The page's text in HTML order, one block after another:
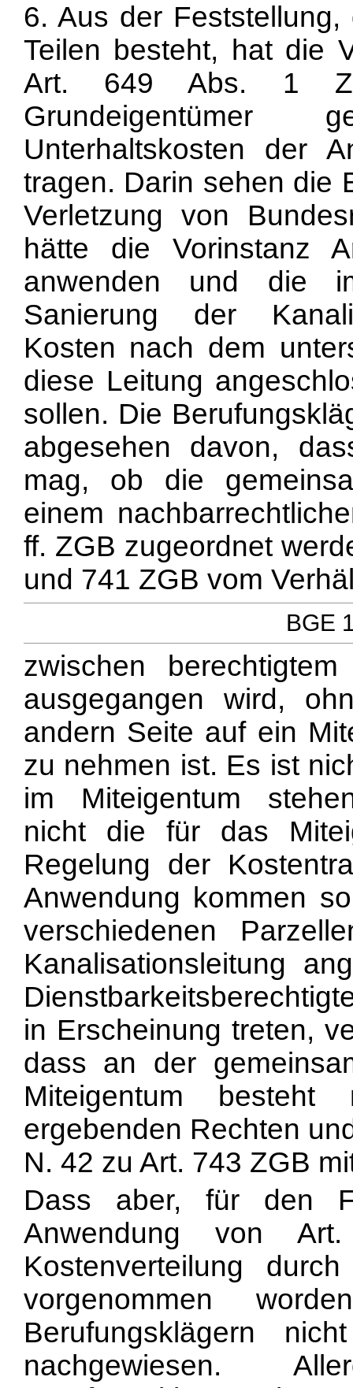
6. Aus der
Teilen besteht, hat die
Art. 649 Abs. 1
Grundeigentümer
Unterhaltskosten der
tragen. Darin sehen die
Verletzung von
hätte die Vorinstanz
anwenden und die
Sanierung der
Kosten nach dem
diese Leitung
sollen. Die
abgesehen davon,
mag, ob die
einem
ff. ZGB zugeordnet
und 741 ZGB vom
BGE
zwischen
ausgegangen wird,
andern Seite auf ein
zu nehmen ist. Es ist
im Miteigentum
nicht die für das
Regelung der
Anwendung kommen
verschiedenen
Kanalisationsleitung
in Erscheinung treten,
dass an der
Miteigentum
ergebenden Rechten
N. 42 zu Art. 743 ZGB
Dass aber, für den
Anwendung von
Kostenverteilung
vorgenommen
Berufungsklägern
nachgewiesen.